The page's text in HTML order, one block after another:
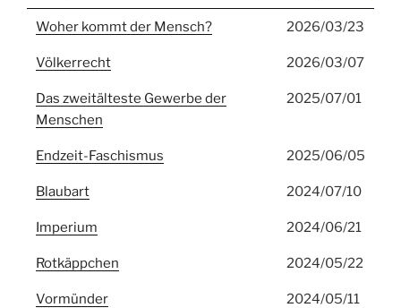
Woher kommt der Mensch? 2026/03/23
Völkerrecht 2026/03/07
Das zweitälteste Gewerbe der
Menschen
2025/07/01
Endzeit-Faschismus 2025/06/05
Blaubart 2024/07/10
Imperium 2024/06/21
Rotkäppchen 2024/05/22
Vormünder 2024/05/11